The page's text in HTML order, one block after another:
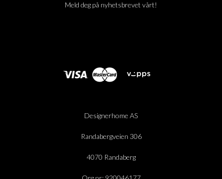
Meld deg på nyhetsbrevet vårt!
Designerhome AS
Randabergveien 306
4070 Randaberg